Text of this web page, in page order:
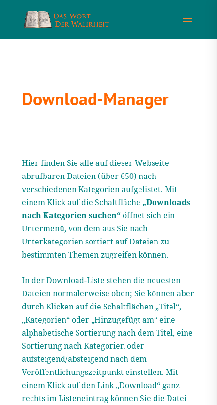
Download-Manager
Hier finden Sie alle auf dieser Webseite
abrufbaren Dateien (über 650) nach
verschiedenen Kategorien aufgelistet. Mit
einem Klick auf die Schaltfläche „Downloads
nach Kategorien suchen“ öffnet sich ein
Untermenü, von dem aus Sie nach
Unterkategorien sortiert auf Dateien zu
bestimmten Themen zugreifen können.
In der Download-Liste stehen die neuesten
Dateien normalerweise oben; Sie können aber
durch Klicken auf die Schaltflächen „Titel“,
„Kategorien“ oder „Hinzugefügt am“ eine
alphabetische Sortierung nach dem Titel, eine
Sortierung nach Kategorien oder
aufsteigend/absteigend nach dem
Veröffentlichungszeitpunkt einstellen. Mit
einem Klick auf den Link „Download“ ganz
rechts im Listeneintrag können Sie die Datei